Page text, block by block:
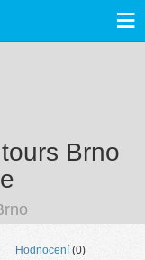
≡
Brno
Hodnocení (0)